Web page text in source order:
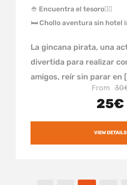
👲 Encuentra el tesoro🏴‍☠️
🛏 Chollo aventura sin hotel
La gincana pirata, una
divertida para realizar
amigos, reír sin parar en
From
25€
VIEW DETAILS